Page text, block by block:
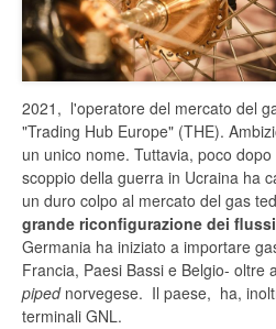
2021, l'operatore del mercato del
"Trading Hub Europe" (THE).
un unico nome. Tuttavia, poco
scoppio della guerra in Ucraina ha
un duro colpo al mercato del gas
grande riconfigurazione dei flussi
Germania ha iniziato a importare
Francia, Paesi Bassi e Belgio- oltre
piped norvegese. Il paese, ha,
terminali GNL.